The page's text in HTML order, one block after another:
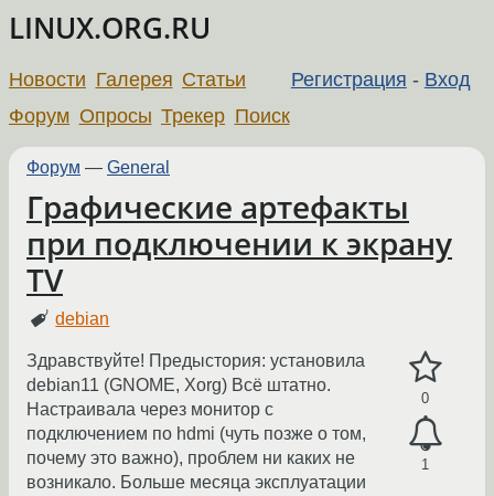
LINUX.ORG.RU
Регистрация - Вход
Новости Галерея Статьи
Форум Опросы Трекер Поиск
Форум — General
Графические артефакты
при подключении к экрану
TV
debian
0
1
Здравствуйте! Предыстория: установила
debian11 (GNOME, Xorg) Всё штатно.
Настраивала через монитор с
подключением по hdmi (чуть позже о том,
почему это важно), проблем ни каких не
возникало. Больше месяца эксплуатации